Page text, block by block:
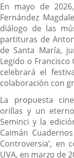
En mayo de
Fernández
diálogo de las
partituras de
de Santa María,
Legido o Francisco
celebrará el
colaboración con
La propuesta
orillas y un
Seminci y la
Caimán
Controversia’, en
UVA, en marzo de